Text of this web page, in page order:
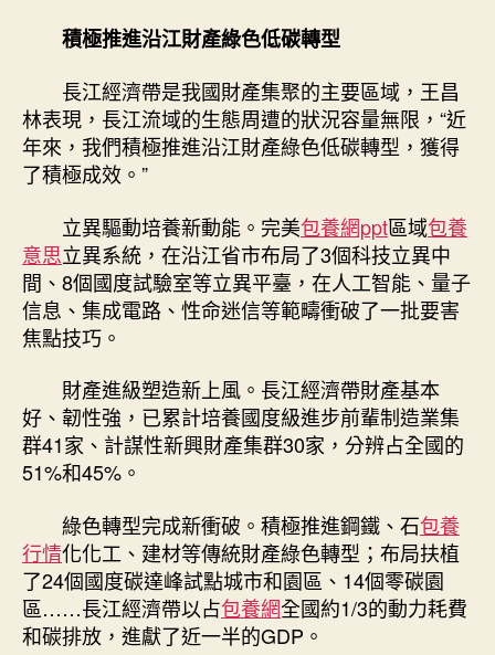
積極推進沿江財產綠色低碳轉型
長江經濟帶是我國財產集聚的主要區域，王昌
林表現，長江流域的生態周遭的狀況容量無限，“近
年來，我們積極推進沿江財產綠色低碳轉型，獲得
了積極成效。”
立異驅動培養新動能。完美包養網ppt區域包養
意思立異系統，在沿江省市布局了3個科技立異中
間、8個國度試驗室等立異平臺，在人工智能、量子
信息、集成電路、性命迷信等範疇衝破了一批要害
焦點技巧。
財產進級塑造新上風。長江經濟帶財產基本
好、韌性強，已累計培養國度級進步前輩制造業集
群41家、計謀性新興財產集群30家，分辨占全國的
51%和45%。
綠色轉型完成新衝破。積極推進鋼鐵、石包養
行情化化工、建材等傳統財產綠色轉型；布局扶植
了24個國度碳達峰試點城市和園區、14個零碳園
區……長江經濟帶以占包養網全國約1/3的動力耗費
和碳排放，進獻了近一半的GDP。